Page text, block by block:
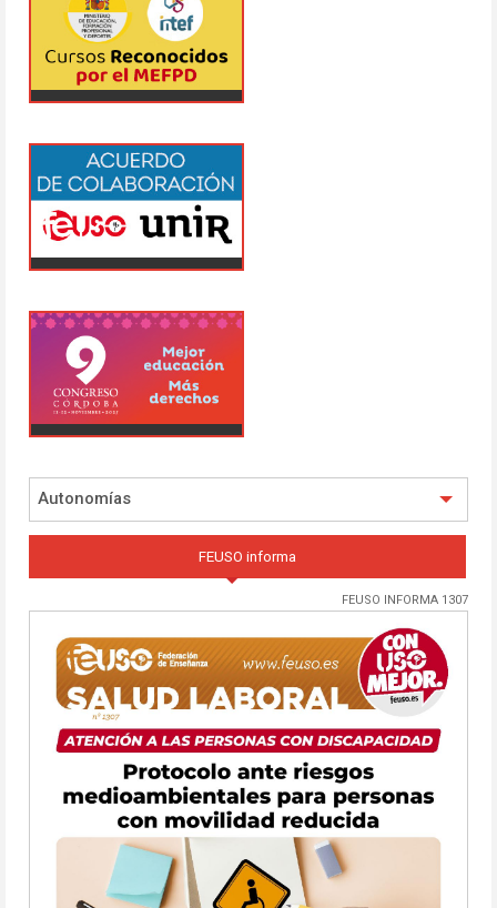
Autonomías
FEUSO informa
FEUSO INFORMA 1307